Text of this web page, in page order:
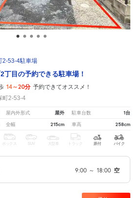
2-53-4駐車場
丁目の予約できる駐車場！
14～20分 予約できてオススメ！
町2-53-4
屋内外形式 屋外 駐車台数 1台
全幅 215cm 車高 258cm
ボックス SUV 大型車 トラック 原付 バイク
9:00 ～ 18:00 空